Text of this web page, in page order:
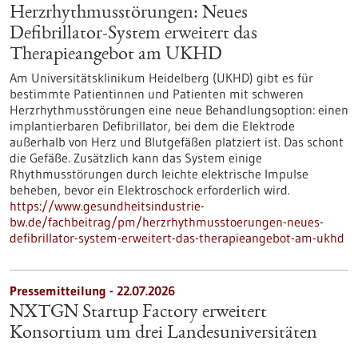
Herzrhythmusstörungen: Neues
Defibrillator-System erweitert das
Therapieangebot am UKHD
Am Universitätsklinikum Heidelberg (UKHD) gibt es für
bestimmte Patientinnen und Patienten mit schweren
Herzrhythmusstörungen eine neue Behandlungsoption: einen
implantierbaren Defibrillator, bei dem die Elektrode
außerhalb von Herz und Blutgefäßen platziert ist. Das schont
die Gefäße. Zusätzlich kann das System einige
Rhythmusstörungen durch leichte elektrische Impulse
beheben, bevor ein Elektroschock erforderlich wird.
https://www.gesundheitsindustrie-
bw.de/fachbeitrag/pm/herzrhythmusstoerungen-neues-
defibrillator-system-erweitert-das-therapieangebot-am-ukhd
Pressemitteilung - 22.07.2026
NXTGN Startup Factory erweitert
Konsortium um drei Landesuniversitäten